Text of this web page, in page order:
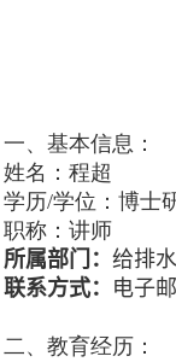
一、基本信息：
姓名：程超
学历/学位：博士
职称：讲师
所属部门
： 给排
联系方式： 电子
二、教育经历：